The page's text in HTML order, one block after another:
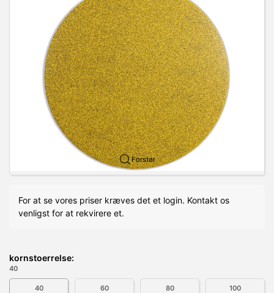
Forstør
For at se vores priser kræves det et login. Kontakt os
venligst for at rekvirere et.
kornstoerrelse:
40
40 60 80 100